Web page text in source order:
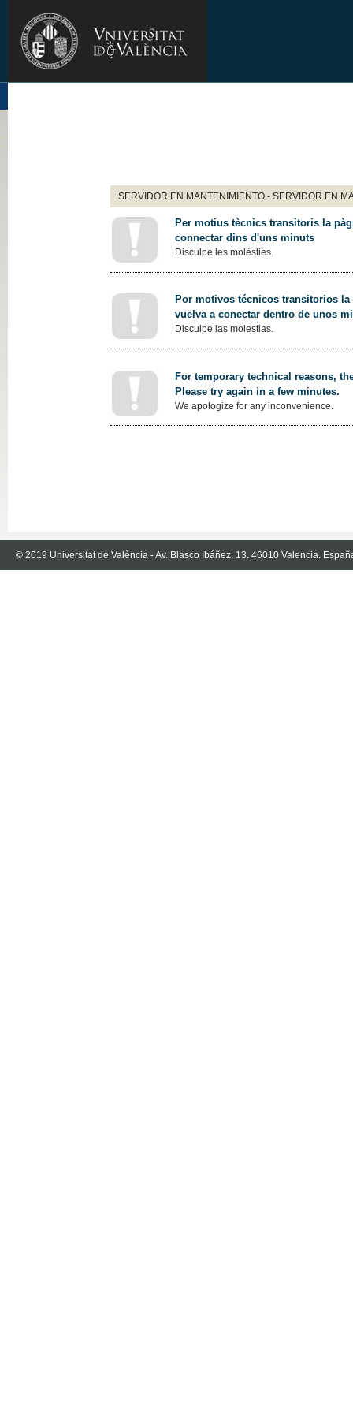
SERVIDOR EN MANTENIMIENTO - SERVIDOR EN
Per motius tècnics transitoris la
connectar dins d'uns minuts
Disculpe les molèsties.
Por motivos técnicos transitorios
vuelva a conectar dentro de unos
Disculpe las molestias.
For temporary technical reasons,
Please try again in a few minutes.
We apologize for any inconvenience.
© 2019 Universitat de València - Av. Blasco Ibáñez, 13. 46010 Valencia.